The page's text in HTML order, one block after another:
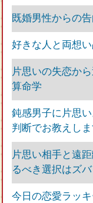
既婚男性からの
好きな人と両想
片思いの失恋か
算命学
鈍感男子に片思
判断でお教えしま
片思い相手と遠
るべき選択はズバ
今日の恋愛ラッ